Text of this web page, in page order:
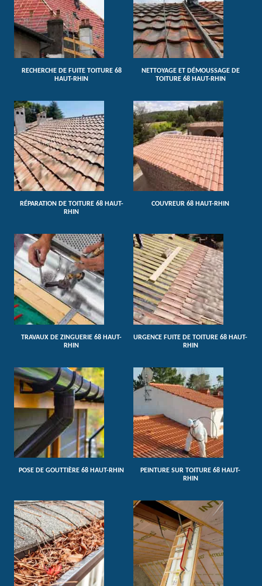
RECHERCHE DE FUITE TOITURE 68
HAUT-RHIN
NETTOYAGE ET DÉMOUSSAGE DE
TOITURE 68 HAUT-RHIN
RÉPARATION DE TOITURE 68 HAUT-
RHIN
COUVREUR 68 HAUT-RHIN
TRAVAUX DE ZINGUERIE 68 HAUT-
RHIN
URGENCE FUITE DE TOITURE 68 HAUT-
RHIN
POSE DE GOUTTIÈRE 68 HAUT-RHIN
PEINTURE SUR TOITURE 68 HAUT-
RHIN